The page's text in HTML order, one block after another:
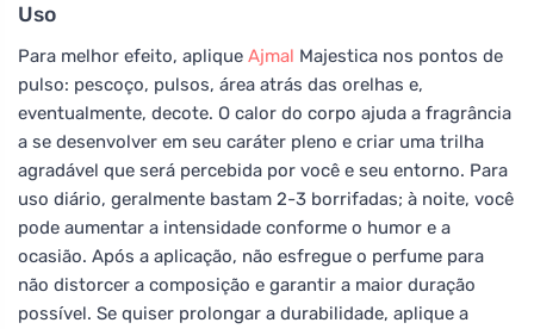
Uso
Para melhor efeito, aplique Ajmal Majestica nos pontos de
pulso: pescoço, pulsos, área atrás das orelhas e,
eventualmente, decote. O calor do corpo ajuda a fragrância
a se desenvolver em seu caráter pleno e criar uma trilha
agradável que será percebida por você e seu entorno. Para
uso diário, geralmente bastam 2-3 borrifadas; à noite, você
pode aumentar a intensidade conforme o humor e a
ocasião. Após a aplicação, não esfregue o perfume para
não distorcer a composição e garantir a maior duração
possível. Se quiser prolongar a durabilidade, aplique a